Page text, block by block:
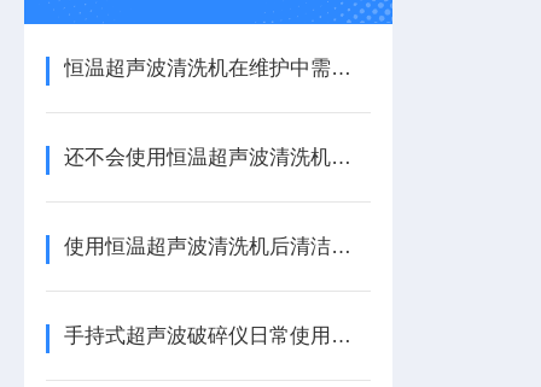
恒温超声波清洗机在维护中需要注意的事项
还不会使用恒温超声波清洗机？进来看
使用恒温超声波清洗机后清洁工作不能不做
手持式超声波破碎仪日常使用的几点注意事项